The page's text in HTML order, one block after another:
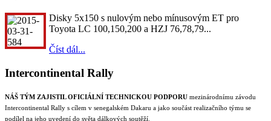
Disky 5x150 s nulovým nebo mínusovým ET pro
Toyota LC 100,150,200 a HZJ 76,78,79...
Číst dál...
Intercontinental Rally
NÁŠ TÝM ZAJISTIL OFICIÁLNÍ TECHNICKOU PODPORU mezinárodnímu závodu
Intercontinental Rally s cílem v senegalském Dakaru a jako součást realizačního týmu se
podílel na jeho uvedení do světa dálkových soutěží.